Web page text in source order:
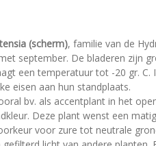
(scherm), familie van de
september. De bladeren zijn
een temperatuur tot -20 gr. C.
eisen aan hun standplaats.
bv. als accentplant in het
Deze plant wenst een
voor zure tot neutrale